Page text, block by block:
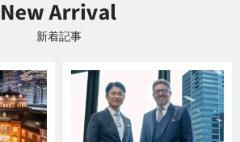
新着記事